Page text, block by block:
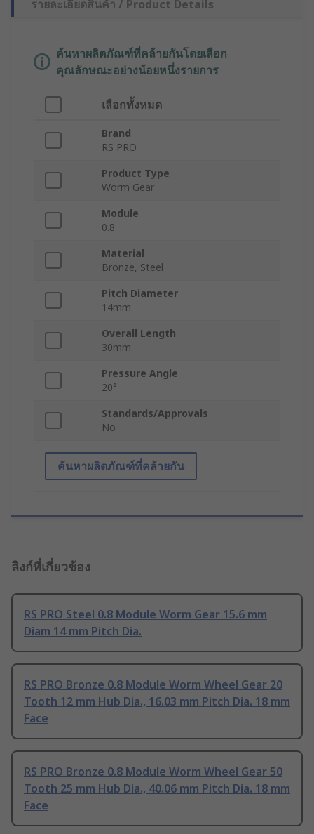
รายละเอียดสินค้า / Product Details
ค้นหาผลิตภัณฑ์ที่คล้ายกันโดยเลือก
คุณลักษณะอย่างน้อยหนึ่งรายการ
เลือกทั้งหมด
Brand
RS PRO
Product Type
Worm Gear
Module
0.8
Material
Bronze, Steel
Pitch Diameter
14mm
Overall Length
30mm
Pressure Angle
20°
Standards/Approvals
No
ค้นหาผลิตภัณฑ์ที่คล้ายกัน
ลิงก์ที่เกี่ยวข้อง
RS PRO Steel 0.8 Module Worm Gear 15.6 mm
Diam 14 mm Pitch Dia.
RS PRO Bronze 0.8 Module Worm Wheel Gear 20
Tooth 12 mm Hub Dia., 16.03 mm Pitch Dia. 18 mm
Face
RS PRO Bronze 0.8 Module Worm Wheel Gear 50
Tooth 25 mm Hub Dia., 40.06 mm Pitch Dia. 18 mm
Face